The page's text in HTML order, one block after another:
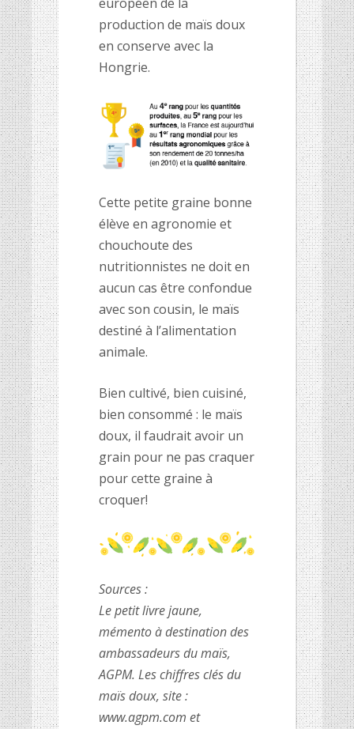
européen de la
production de maïs doux
en conserve avec la
Hongrie.
Cette petite graine bonne
élève en agronomie et
chouchoute des
nutritionnistes ne doit en
aucun cas être confondue
avec son cousin, le maïs
destiné à l’alimentation
animale.
Bien cultivé, bien cuisiné,
bien consommé : le maïs
doux, il faudrait avoir un
grain pour ne pas craquer
pour cette graine à
croquer!
Sources :
Le petit livre jaune,
mémento à destination des
ambassadeurs du maïs,
AGPM. Les chiffres clés du
maïs doux, site :
www.agpm.com et